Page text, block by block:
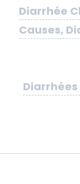
Diarrhée
Causes,
Diarrhées